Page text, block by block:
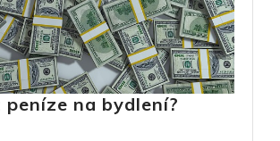
peníze na bydlení?